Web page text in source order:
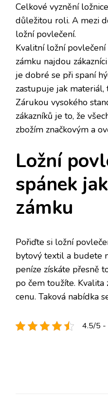
Celkové vyznění
důležitou roli. A mezi
ložní povlečení.
Kvalitní ložní povlečení
zámku najdou
je dobré se při spaní
zastupuje jak materiál,
Zárukou vysokého
zákazníků je to, že
zbožím značkovým a
Ložní
spánek
zámku
Pořiďte si ložní
bytový textil a budete
peníze získáte přesně
po čem toužíte.
cenu. Taková nabídka
4.5/5 -